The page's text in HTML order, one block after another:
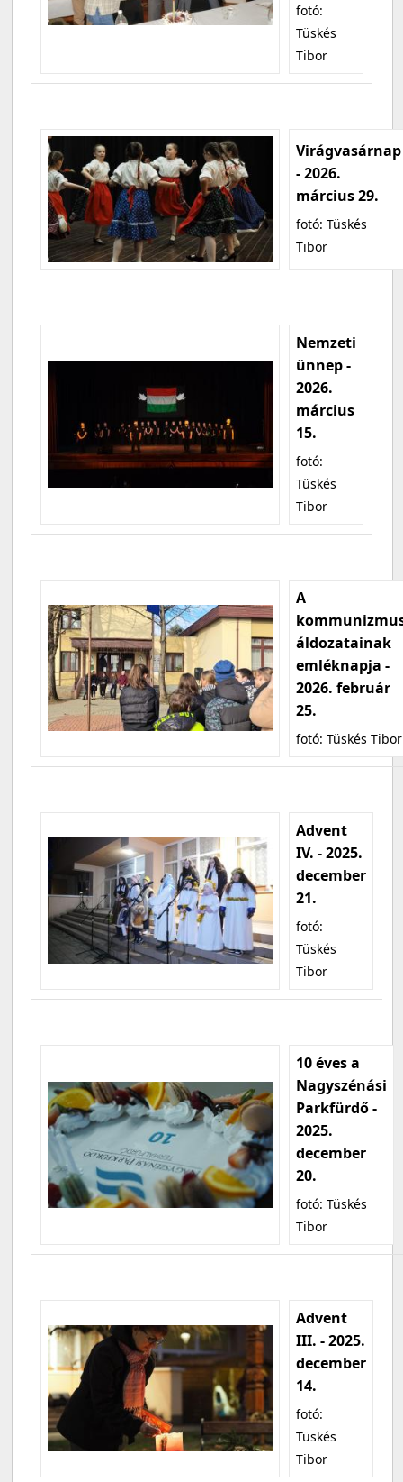
fotó:
Tüskés
Tibor
Virágvasárnap
- 2026.
március 29.
fotó: Tüskés
Tibor
Nemzeti
ünnep -
2026.
március
15.
fotó:
Tüskés
Tibor
A
áldozatainak
emléknapja -
2026. február
25.
fotó: Tüskés Tibor
Advent
IV. - 2025.
december
21.
fotó:
Tüskés
Tibor
10 éves a
Nagyszénási
Parkfürdő -
2025.
december
20.
fotó: Tüskés
Tibor
Advent
III. - 2025.
december
14.
fotó:
Tüskés
Tibor